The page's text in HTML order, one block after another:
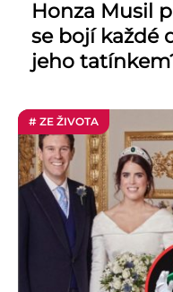
Honza Musil
se bojí každé
jeho
# ZE ŽIVOTA